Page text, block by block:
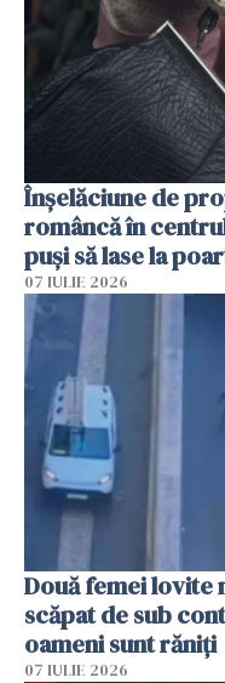
Înșelăciune de
româncă în
puși să lase la
07 IULIE 2026
Două femei lovite
scăpat de sub
oameni sunt răniți
07 IULIE 2026